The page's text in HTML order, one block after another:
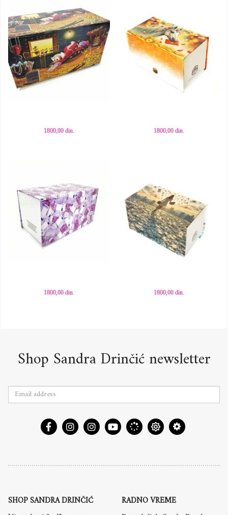
1800,00 din. 1800,00din.
1800,00 din.
Dodaj u korpu
1800,00din.
Shop Sandra Drinčić newsletter
SHOP SANDRA DRINČIĆ RADNO VREME